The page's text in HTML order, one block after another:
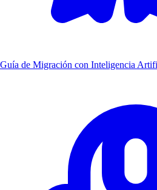
Guía de Migración con Inteligencia